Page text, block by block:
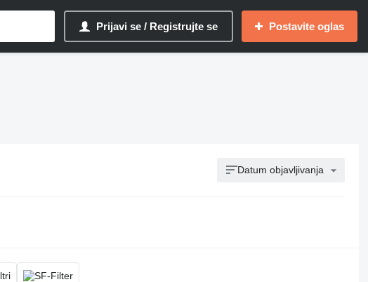
Prijavi se / Registrujte se Postavite oglas
Datum objavljivanja